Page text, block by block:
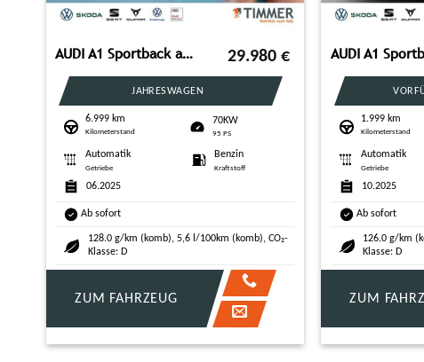
AUDI A1 Sportback advanced 25 TFSI S-tronic *NAVI*ALU 29.980€
JAHRESWAGEN
6.999 km
Kilometerstand
70KW
95 PS
Automatik
Getriebe
Benzin
Kraftstoff
06.2025
Ab sofort
128.0 g/km (komb), 5,6 l/100km (komb), CO₂-
Klasse: D
ZUM FAHRZEUG
1.999 km
Kilometerstand
Automatik
Getriebe
10.2025
Ab sofort
126.0 g/km
Klasse: D
ZUM